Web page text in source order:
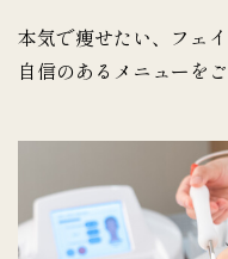
本気で痩せたい、フェ
自信のあるメニューを